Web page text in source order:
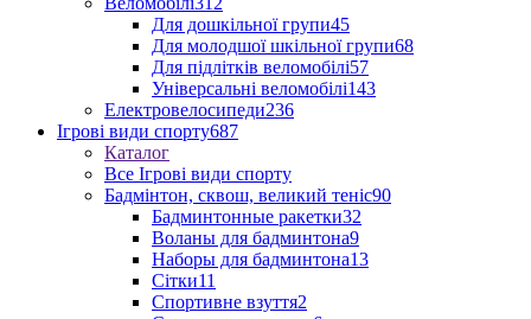
Для дошкільної групи45
Для молодшої шкільної групи68
Для підлітків веломобілі57
Універсальні веломобілі143
Електровелосипеди236
Ігрові види спорту687
Каталог
Все Ігрові види спорту
Бадмінтон, сквош, великий теніс90
Бадминтонные ракетки32
Воланы для бадминтона9
Наборы для бадминтона13
Сітки11
Спортивне взуття2